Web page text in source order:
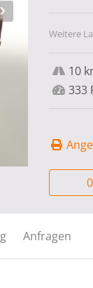
Weitere
10
333
Anfragen